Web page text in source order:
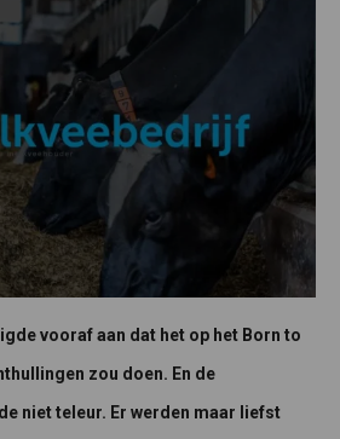
vooraf aan dat het op het Born to
zou doen. En de
niet teleur. Er werden maar liefst